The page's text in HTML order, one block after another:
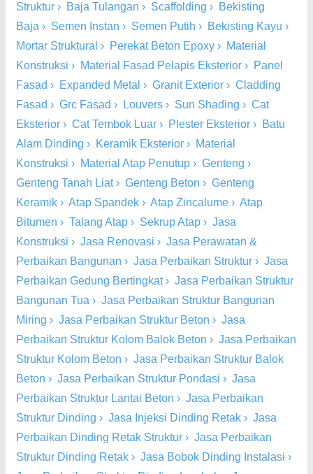
Struktur › Baja Tulangan › Scaffolding › Bekisting
Baja › Semen Instan › Semen Putih › Bekisting Kayu ›
Mortar Struktural › Perekat Beton Epoxy › Material
Konstruksi › Material Fasad Pelapis Eksterior › Panel
Fasad › Expanded Metal › Granit Exterior › Cladding
Fasad › Grc Fasad › Louvers › Sun Shading › Cat
Eksterior › Cat Tembok Luar › Plester Eksterior › Batu
Alam Dinding › Keramik Eksterior › Material
Konstruksi › Material Atap Penutup › Genteng ›
Genteng Tanah Liat› Genteng Beton › Genteng
Keramik › Atap Spandek › Atap Zincalume › Atap
Bitumen › Talang Atap › Sekrup Atap › Jasa
Konstruksi › Jasa Renovasi › Jasa Perawatan &
Perbaikan Bangunan › Jasa Perbaikan Struktur › Jasa
Perbaikan Gedung Bertingkat› Jasa Perbaikan Struktur
Bangunan Tua › Jasa Perbaikan Struktur Bangunan
Miring › Jasa Perbaikan Struktur Beton › Jasa
Perbaikan Struktur Kolom Balok Beton › Jasa Perbaikan
Struktur Kolom Beton › Jasa Perbaikan Struktur Balok
Beton › Jasa Perbaikan Struktur Pondasi › Jasa
Perbaikan Struktur Lantai Beton › Jasa Perbaikan
Struktur Dinding › Jasa Injeksi Dinding Retak › Jasa
Perbaikan Dinding Retak Struktur › Jasa Perbaikan
Struktur Dinding Retak › Jasa Bobok Dinding Instalasi ›